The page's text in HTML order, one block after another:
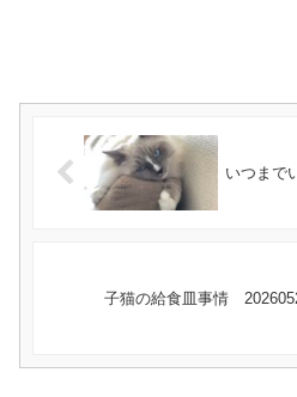
いつまで
子猫の給食皿事情